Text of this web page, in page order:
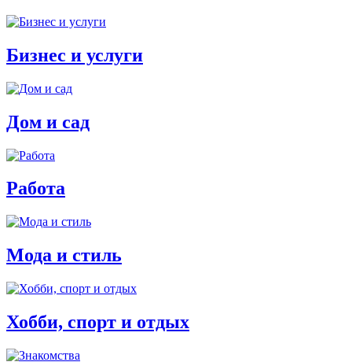
Бизнес и услуги
Дом и сад
Работа
Мода и стиль
Хобби, спорт и отдых